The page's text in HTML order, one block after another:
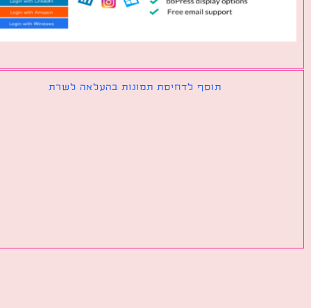
תוסף לדחיסת תמונות בהעלאה לשרת